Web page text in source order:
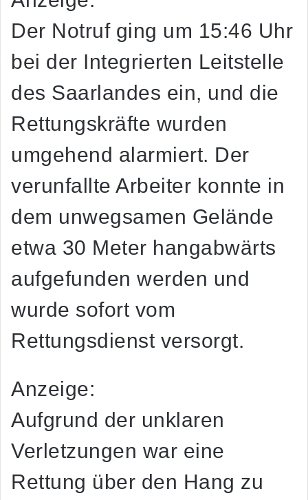
Der Notruf ging um 15:46 Uhr
bei der Integrierten Leitstelle
des Saarlandes ein, und die
Rettungskräfte wurden
umgehend alarmiert. Der
verunfallte Arbeiter konnte in
dem unwegsamen Gelände
etwa 30 Meter hangabwärts
aufgefunden werden und
wurde sofort vom
Rettungsdienst versorgt.
Anzeige:
Aufgrund der unklaren
Verletzungen war eine
Rettung über den Hang zu